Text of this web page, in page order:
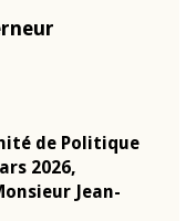
de Politique
2026,
Jean-